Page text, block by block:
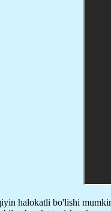
halokatli bo'lishi